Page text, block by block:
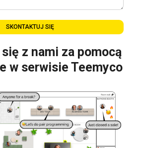
SKONTAKTUJ SIĘ
z nami za pomocą
w serwisie Teemyco